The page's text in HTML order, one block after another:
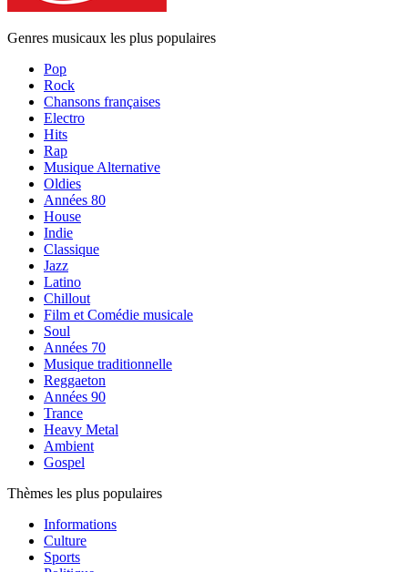
Genres musicaux les plus populaires
Pop
Rock
Chansons françaises
Electro
Hits
Rap
Musique Alternative
Oldies
Années 80
House
Indie
Classique
Jazz
Latino
Chillout
Film et Comédie musicale
Soul
Années 70
Musique traditionnelle
Reggaeton
Années 90
Trance
Heavy Metal
Ambient
Gospel
Thèmes les plus populaires
Informations
Culture
Sports